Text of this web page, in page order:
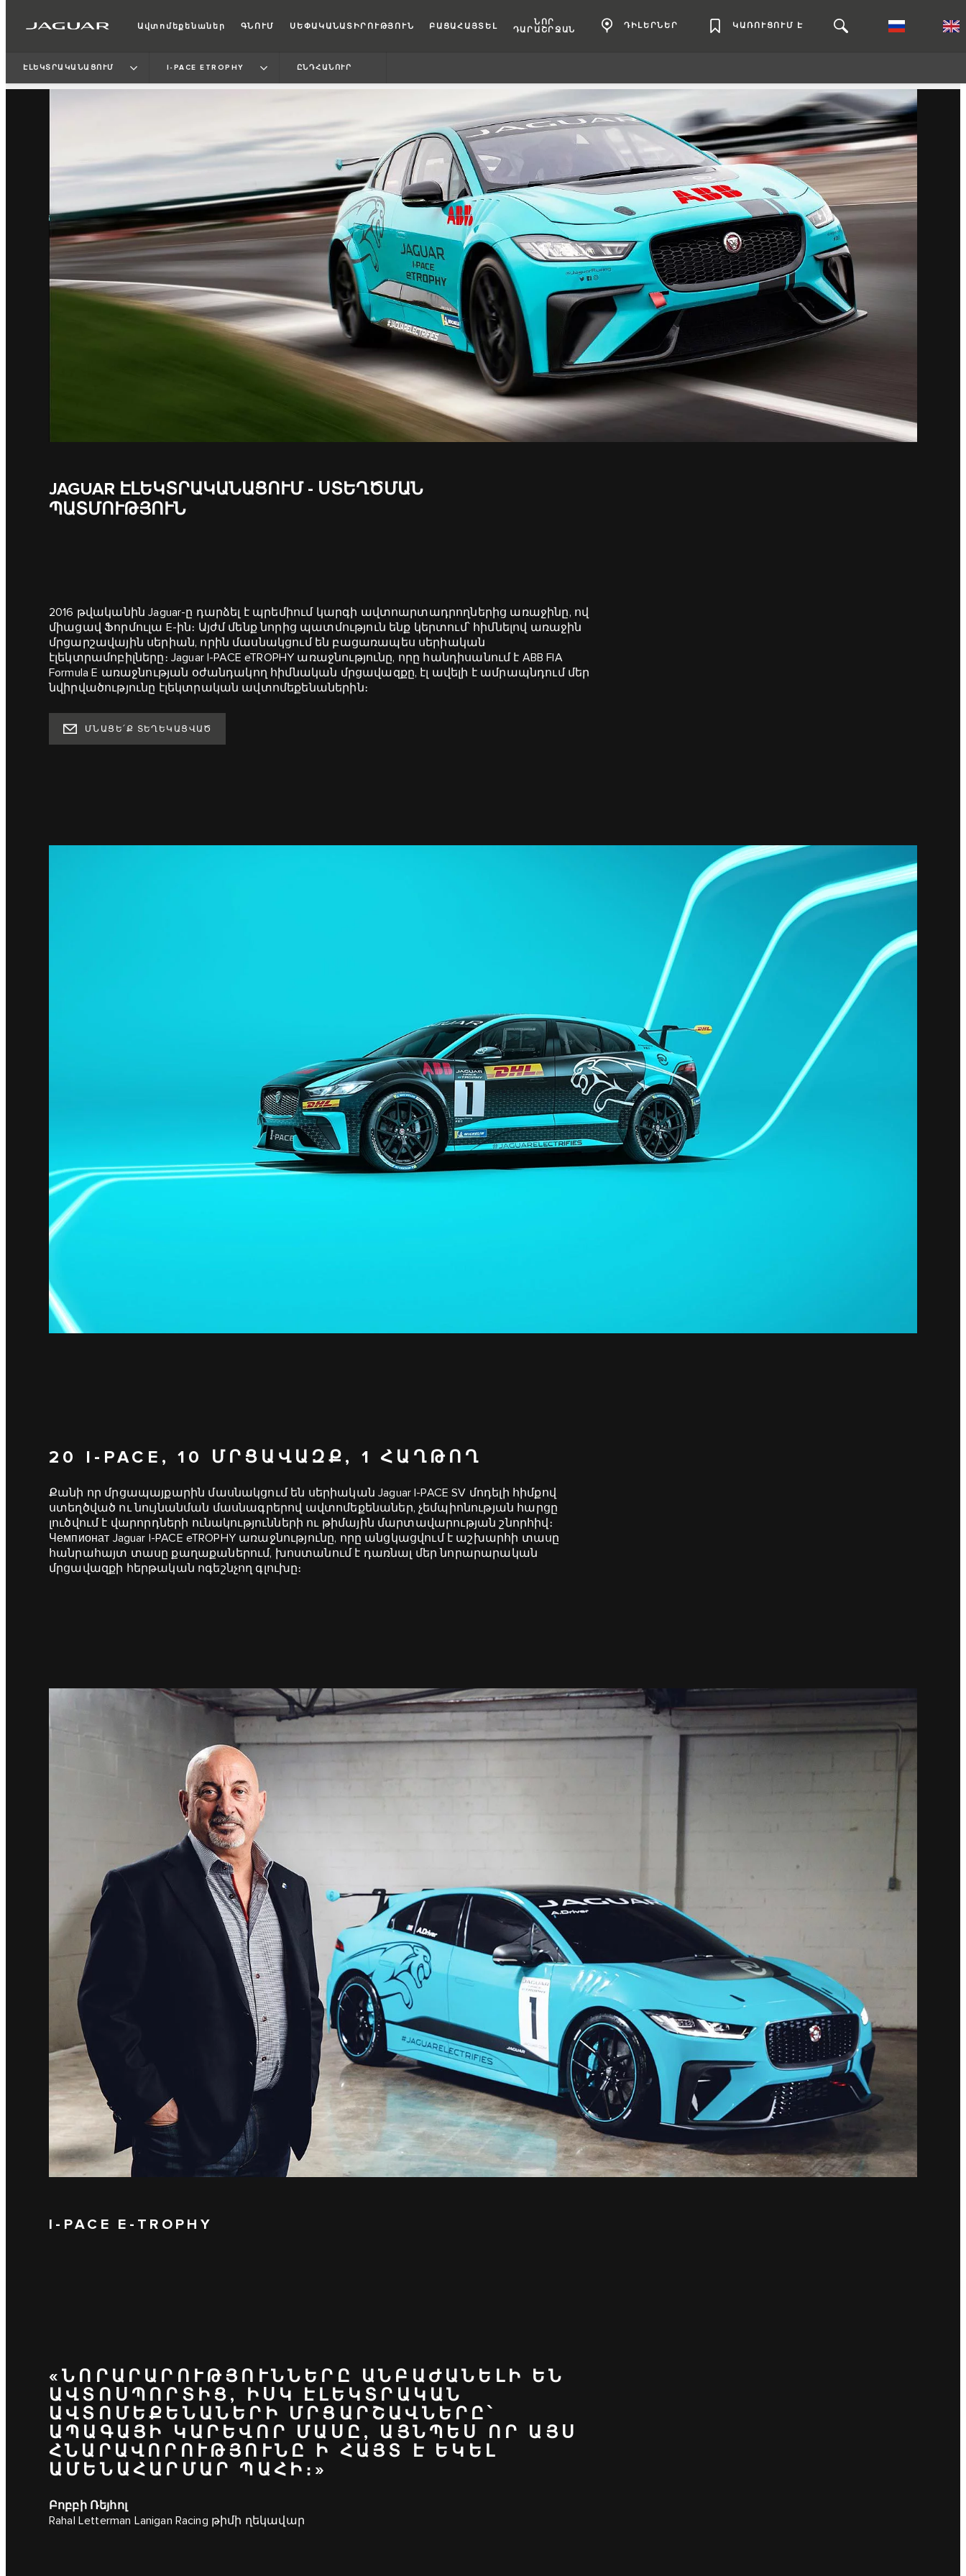
Ավտոմեքենաներ ԳՆՈՒՄ ՍԵՓԱԿԱՆԱՏԻՐՈՒԹՅՈՒՆ ԲԱՑԱՀԱՅՏԵԼ
ՆՈՐ
ԴԱՐԱՇՐՋԱՆ
ԴԻԼԵՐՆԵՐ ԿԱՌՈՒՑՈՒՄ Է
ԷԼԵԿՏՐԱԿԱՆԱՑՈՒՄ I‑PACE ETROPHY ԸՆԴՀԱՆՈՒՐ
JAGUAR ԷԼԵԿՏՐԱԿԱՆԱՑՈՒՄ - ՍՏԵՂԾՄԱՆ
ՊԱՏՄՈՒԹՅՈՒՆ
2016 թվականին Jaguar-ը դարձել է պրեմիում կարգի ավտոարտադրողներից առաջինը, ով
միացավ Ֆորմուլա E-ին։ Այժմ մենք նորից պատմություն ենք կերտում՝ հիմնելով առաջին
մրցարշավային սերիան, որին մասնակցում են բացառապես սերիական
էլեկտրամոբիլները։ Jaguar I‑PACE eTROPHY առաջնությունը, որը հանդիսանում է ABB FIA
Formula E առաջնության օժանդակող հիմնական մրցավազքը, էլ ավելի է ամրապնդում մեր
նվիրվածությունը էլեկտրական ավտոմեքենաներին։
ՄՆԱՑԵ՛Ք ՏԵՂԵԿԱՑՎԱԾ
20 I‑PACE, 10 ՄՐՑԱՎԱԶՔ, 1 ՀԱՂԹՈՂ
Քանի որ մրցապայքարին մասնակցում են սերիական Jaguar I‑PACE SV մոդելի հիմքով
ստեղծված ու նույնանման մասնագրերով ավտոմեքենաներ, չեմպիոնության հարցը
լուծվում է վարորդների ունակությունների ու թիմային մարտավարության շնորհիվ։
Чемпионат Jaguar I‑PACE eTROPHY առաջնությունը, որը անցկացվում է աշխարհի տասը
հանրահայտ տասը քաղաքաներում, խոստանում է դառնալ մեր նորարարական
մրցավազքի հերթական ոգեշնչող գլուխը։
I-PACE E-TROPHY
«ՆՈՐԱՐԱՐՈՒԹՅՈՒՆՆԵՐԸ ԱՆԲԱԺԱՆԵԼԻ ԵՆ
ԱՎՏՈՍՊՈՐՏԻՑ, ԻՍԿ ԷԼԵԿՏՐԱԿԱՆ
ԱՎՏՈՄԵՔԵՆԱՆԵՐԻ ՄՐՑԱՐՇԱՎՆԵՐԸ՝
ԱՊԱԳԱՅԻ ԿԱՐԵՎՈՐ ՄԱՍԸ, ԱՅՆՊԵՍ ՈՐ ԱՅՍ
ՀՆԱՐԱՎՈՐՈՒԹՅՈՒՆԸ Ի ՀԱՅՏ Է ԵԿԵԼ
ԱՄԵՆԱՀԱՐՄԱՐ ՊԱՀԻ։»
Բոբբի Ռեյհոլ
Rahal Letterman Lanigan Racing թիմի ղեկավար